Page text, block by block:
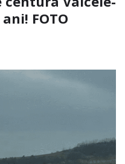
FOTO